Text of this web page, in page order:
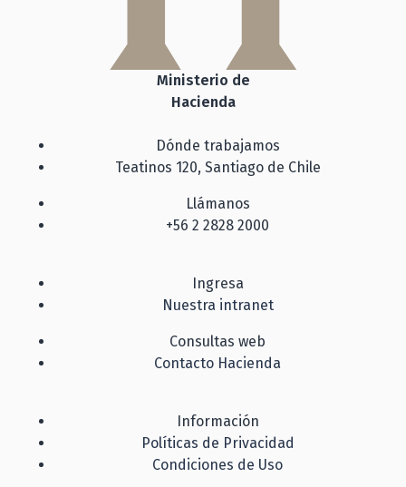
Ministerio de
Hacienda
Dónde trabajamos
Teatinos 120, Santiago de Chile
Llámanos
+56 2 2828 2000
Ingresa
Nuestra intranet
Consultas web
Contacto Hacienda
Información
Políticas de Privacidad
Condiciones de Uso